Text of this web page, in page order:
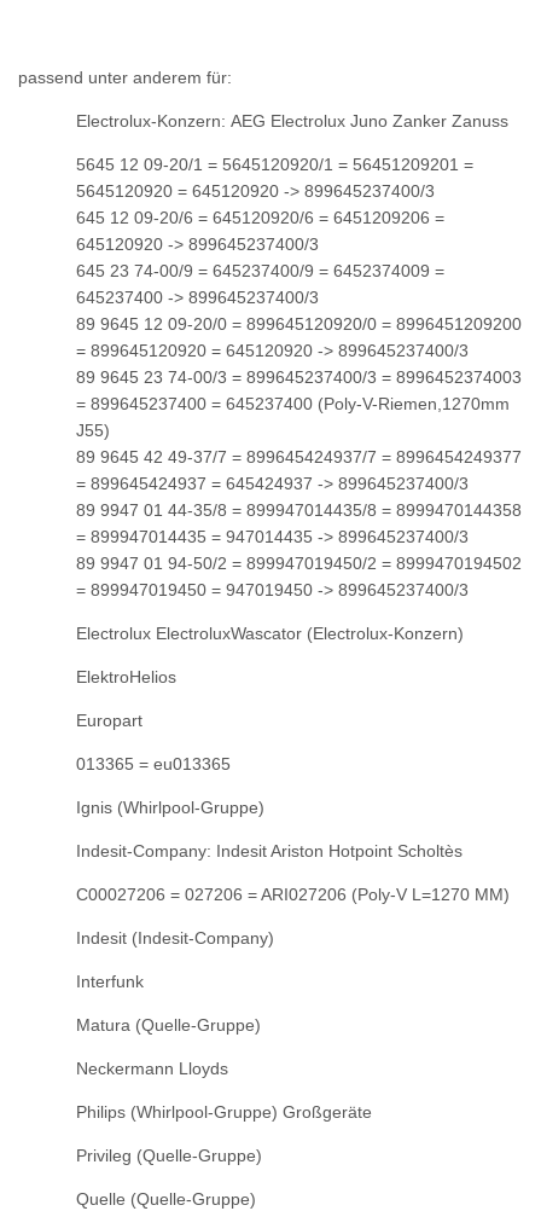
passend unter anderem für:
Electrolux-Konzern: AEG Electrolux Juno Zanker Zanuss
5645 12 09-20/1 = 5645120920/1 = 56451209201 =
5645120920 = 645120920 -> 899645237400/3
645 12 09-20/6 = 645120920/6 = 6451209206 =
645120920 -> 899645237400/3
645 23 74-00/9 = 645237400/9 = 6452374009 =
645237400 -> 899645237400/3
89 9645 12 09-20/0 = 899645120920/0 = 8996451209200
= 899645120920 = 645120920 -> 899645237400/3
89 9645 23 74-00/3 = 899645237400/3 = 8996452374003
= 899645237400 = 645237400 (Poly-V-Riemen,1270mm
J55)
89 9645 42 49-37/7 = 899645424937/7 = 8996454249377
= 899645424937 = 645424937 -> 899645237400/3
89 9947 01 44-35/8 = 899947014435/8 = 8999470144358
= 899947014435 = 947014435 -> 899645237400/3
89 9947 01 94-50/2 = 899947019450/2 = 8999470194502
= 899947019450 = 947019450 -> 899645237400/3
Electrolux ElectroluxWascator (Electrolux-Konzern)
ElektroHelios
Europart
013365 = eu013365
Ignis (Whirlpool-Gruppe)
Indesit-Company: Indesit Ariston Hotpoint Scholtès
C00027206 = 027206 = ARI027206 (Poly-V L=1270 MM)
Indesit (Indesit-Company)
Interfunk
Matura (Quelle-Gruppe)
Neckermann Lloyds
Philips (Whirlpool-Gruppe) Großgeräte
Privileg (Quelle-Gruppe)
Quelle (Quelle-Gruppe)